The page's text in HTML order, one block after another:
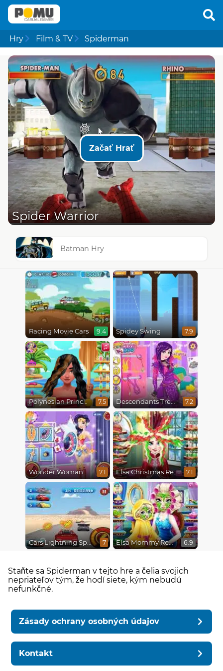
Hry Film & TV Spiderman
Začať Hrať
Spider Warrior
Batman Hry
Racing Movie Cars 9.4 Spidey Swing 7.9
Polynesian Princess Real Haircuts 7.5 Descendants Trendsetters 7.2
Wonder Woman Fashion Event 7.1 Elsa Christmas Real Haircuts 7.1
Cars Lightning Speed 7 Elsa Mommy Real Makeover 6.9
Staňte sa Spiderman v tejto hre a čelia svojich
nepriateľov tým, že hodí siete, kým nebudú
nefunkčné.
Zásady ochrany osobných údajov
Kontakt